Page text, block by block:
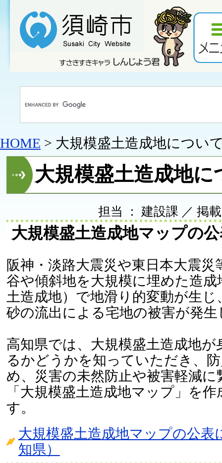
HOME > 大規模盛土造成地につい
大規模盛土造成地に
担当 ： 建設課 ／ 掲
大規模盛土造成地マップの
阪神・淡路大震災や東日本大震災
谷や傾斜地を大規模に埋めた造成
土造成地）で地滑り的変動が生じ
砂の流出による宅地の被害が発
高知県では、大規模盛土造成地が
るかどうかを知っていただき、
め、災害の未然防止や被害軽減
「大規模盛土造成地マップ」を
す。
大規模盛土造成地マップの公表
知県）